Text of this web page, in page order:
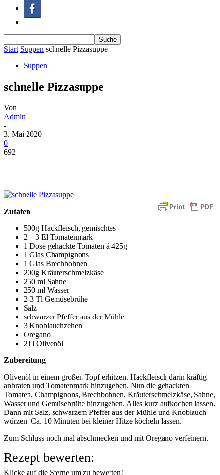
Start Suppen schnelle Pizzasuppe
Suppen
schnelle Pizzasuppe
Von
Admin
-
3. Mai 2020
0
692
Zutaten
500g Hackfleisch, gemischtes
2 – 3 El Tomatenmark
1 Dose gehackte Tomaten á 425g
1 Glas Champignons
1 Glas Brechbohnen
200g Kräuterschmelzkäse
250 ml Sahne
250 ml Wasser
2-3 Tl Gemüsebrühe
Salz
schwarzer Pfeffer aus der Mühle
3 Knoblauchzehen
Oregano
2Tl Olivenöl
Zubereitung
Olivenöl in einem großen Topf erhitzen. Hackfleisch darin kräftig
anbraten und Tomatenmark hinzugeben. Nun die gehackten
Tomaten, Champignons, Brechbohnen, Kräuterschmelzkäse, Sahne,
Wasser und Gemüsebrühe hinzugeben. Alles kurz aufkochen lassen.
Dann mit Salz, schwarzem Pfeffer aus der Mühle und Knoblauch
würzen. Ca. 10 Minuten bei kleiner Hitze köcheln lassen.
Zum Schluss noch mal abschmecken und mit Oregano verfeinern.
Rezept bewerten:
Klicke auf die Sterne um zu bewerten!